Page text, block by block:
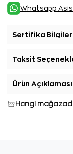
Whatsapp
Sertifika
Taksit
Ürün Açıklaması
Hangi